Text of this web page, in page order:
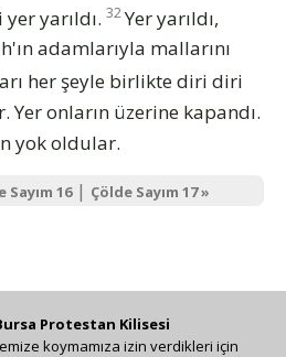
yarıldı. 32Yer yarıldı,
adamlarıyla mallarını
her şeyle birlikte diri diri
onların üzerine kapandı.
yok oldular.
Sayım 16| Çölde Sayım 17 »
Protestan Kilisesi
koymamıza izin verdikleri için